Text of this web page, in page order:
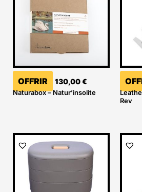
OFFRIR 130,00€
Naturabox – Natur’insolite
Rev